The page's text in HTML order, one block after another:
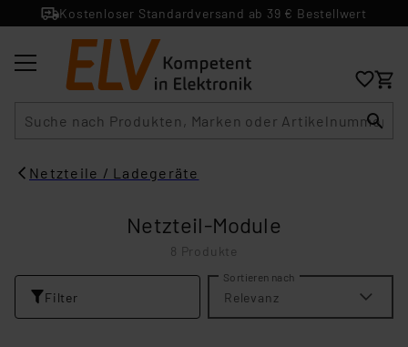
Kostenloser Standardversand ab 39 € Bestellwert
Netzteile / Ladegeräte
Netzteil-Module
8 Produkte
Filter
Sortieren nach
Relevanz